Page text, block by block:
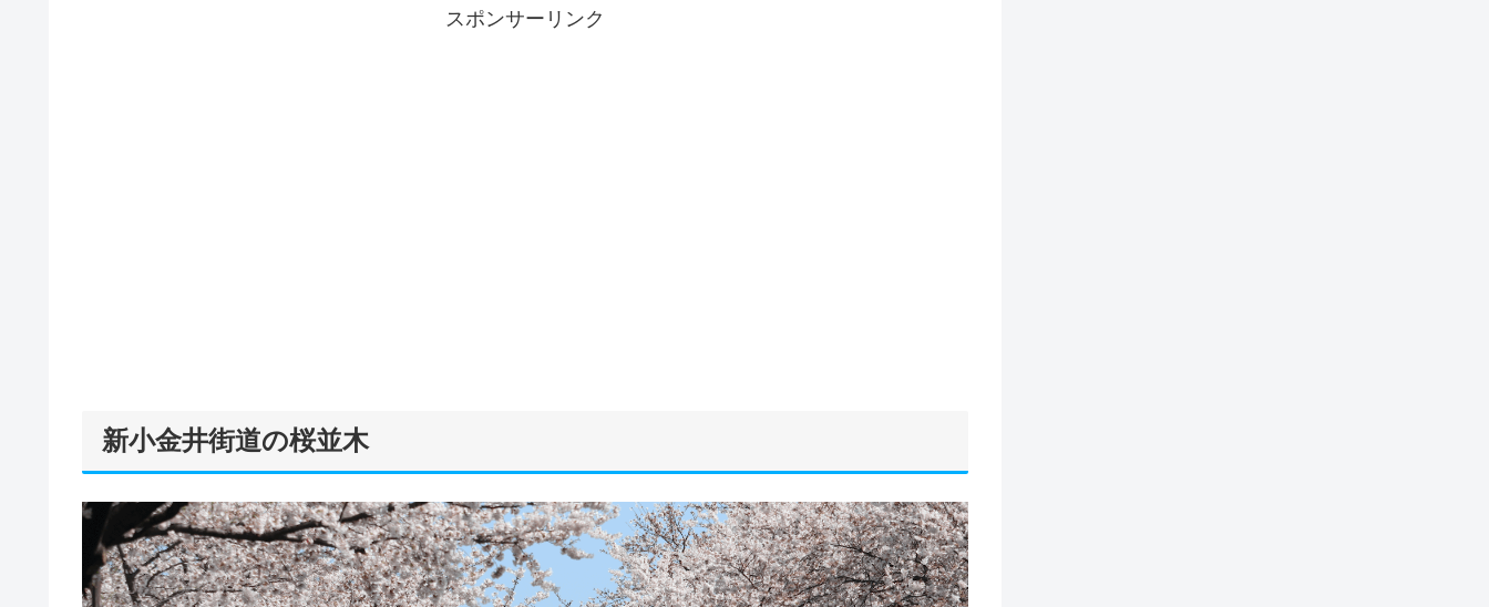
スポンサーリンク
新小金井街道の桜並木